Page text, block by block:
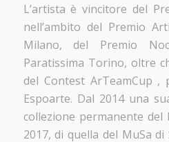
L’artista è vincitore del
nell’ambito del Premio
Milano, del Premio
Paratissima Torino, oltre
del Contest ArTeamCup ,
Espoarte. Dal 2014 una
collezione permanente del
2017, di quella del MuSa